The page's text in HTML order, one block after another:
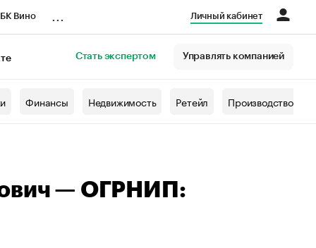
Вино Личный кабинет
Стать экспертом Управлять компанией
Финансы Недвижимость Ретейл Производство
— ОГРНИП: